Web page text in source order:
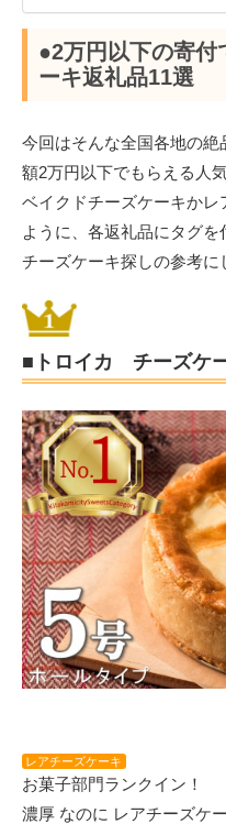
●2万円以下の寄付
ーキ返礼品11選
今回はそんな全国各地の
額2万円以下でもらえる人
ベイクドチーズケーキか
ように、各返礼品にタグ
チーズケーキ探しの参考に
■トロイカ チーズケ
レアチーズケーキ
お菓子部門ランクイン！
濃厚 なのに レアチーズケ